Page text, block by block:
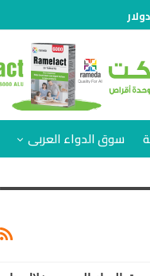
سوق الدواء العربى